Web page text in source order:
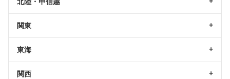
北陸・甲信越
関東
東海
関西